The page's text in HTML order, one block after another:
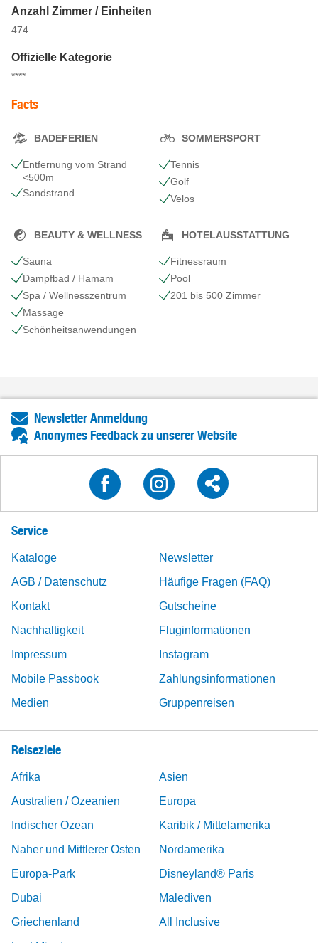
Anzahl Zimmer / Einheiten
474
Offizielle Kategorie
****
Facts
BADEFERIEN
Entfernung vom Strand
<500m
Sandstrand
SOMMERSPORT
Tennis
Golf
Velos
BEAUTY & WELLNESS
Sauna
Dampfbad / Hamam
Spa / Wellnesszentrum
Massage
Schönheits​anwendungen
HOTELAUSSTATTUNG
Fitnessraum
Pool
201 bis 500 Zimmer
Newsletter Anmeldung
Anonymes Feedback zu unserer Website
Service
Kataloge
Newsletter
AGB / Datenschutz
Häufige Fragen (FAQ)
Kontakt
Gutscheine
Nachhaltigkeit
Fluginformationen
Impressum
Instagram
Mobile Passbook
Zahlungsinformationen
Medien
Gruppenreisen
Reiseziele
Afrika
Asien
Australien / Ozeanien
Europa
Indischer Ozean
Karibik / Mittelamerika
Naher und Mittlerer Osten
Nordamerika
Europa-Park
Disneyland® Paris
Dubai
Malediven
Griechenland
All Inclusive